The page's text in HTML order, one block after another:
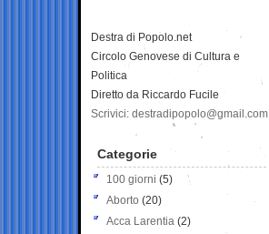
Destra di Popolo.net
Circolo Genovese di Cultura e
Politica
Diretto da Riccardo Fucile
Scrivici: destradipopolo@gmail.com
Categorie
100 giorni (5)
Aborto (20)
Acca Larentia (2)